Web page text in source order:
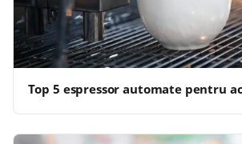
Top 5 espressor automate pentru